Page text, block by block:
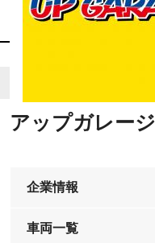
アップガレージ
企業情報
車両一覧